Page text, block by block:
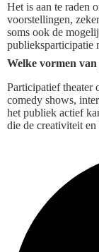
Het is aan te raden
voorstellingen,
soms ook de
publieksparticipatie
Welke vormen
Participatief theater
comedy shows,
het publiek actief
die de creativiteit